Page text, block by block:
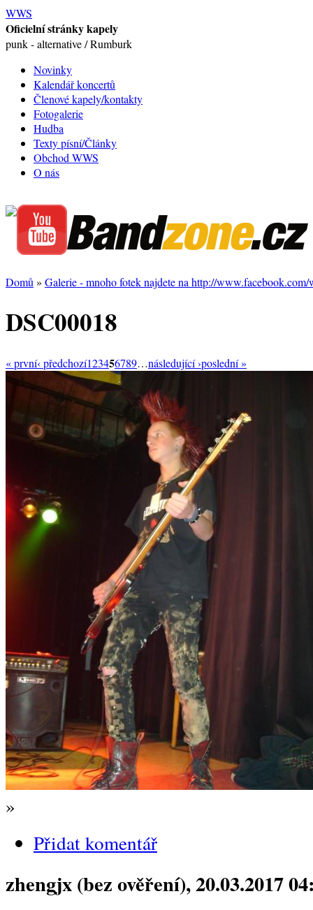
WWS
Oficielní stránky kapely
punk - alternative / Rumburk
Novinky
Kalendář koncertů
Členové kapely/kontakty
Fotogalerie
Hudba
Texty písní/Články
Obchod WWS
O nás
Domů » Galerie - mnoho fotek najdete na http://www.facebook.com/
DSC00018
« první‹ předchozí123456789…následující ›poslední »
»
Přidat komentář
zhengjx (bez ověření), 20.03.2017